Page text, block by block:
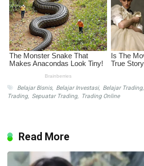
Belajar Bisnis, Belajar Investasi, Belajar Trading,
Trading, Sepuatar Trading, Trading Online
Read More